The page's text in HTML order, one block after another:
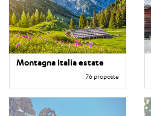
Montagna Italia estate
76 proposte